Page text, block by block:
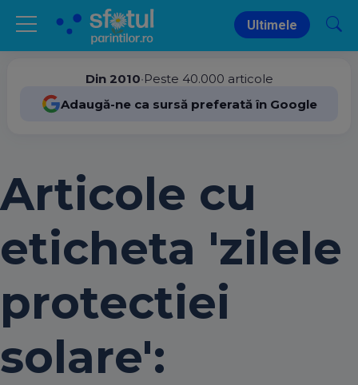
Ultimele
Din 2010•Peste 40.000 articole
Adaugă-ne ca sursă preferată în Google
Articole cu
eticheta 'zilele
protectiei
solare':